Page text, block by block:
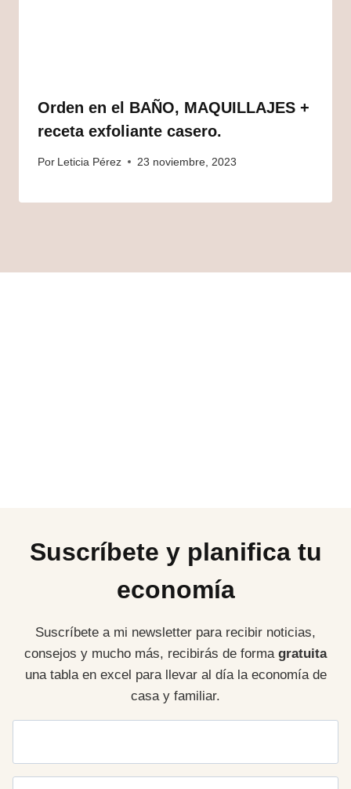
Orden en el BAÑO, MAQUILLAJES +
receta exfoliante casero.
Por Leticia Pérez 23 noviembre, 2023
Suscríbete y planifica tu
economía
Suscríbete a mi newsletter para recibir noticias,
consejos y mucho más, recibirás de forma gratuita
una tabla en excel para llevar al día la economía de
casa y familiar.